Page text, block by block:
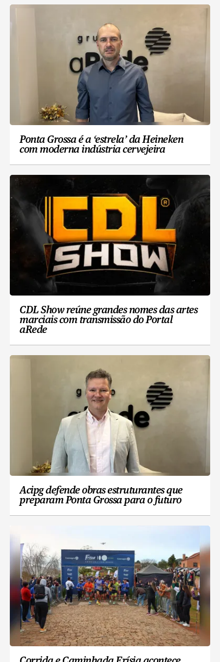
Ponta Grossa é a ‘estrela’ da Heineken
com moderna indústria cervejeira
CDL Show reúne grandes nomes das artes
marciais com transmissão do Portal
aRede
Acipg defende obras estruturantes que
preparam Ponta Grossa para o futuro